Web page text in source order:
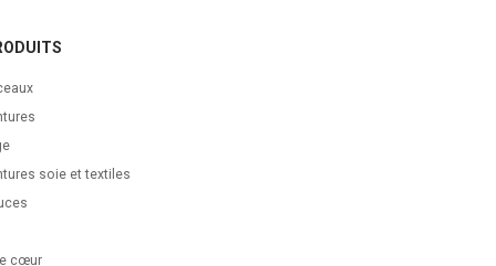
soie et textiles
cœur